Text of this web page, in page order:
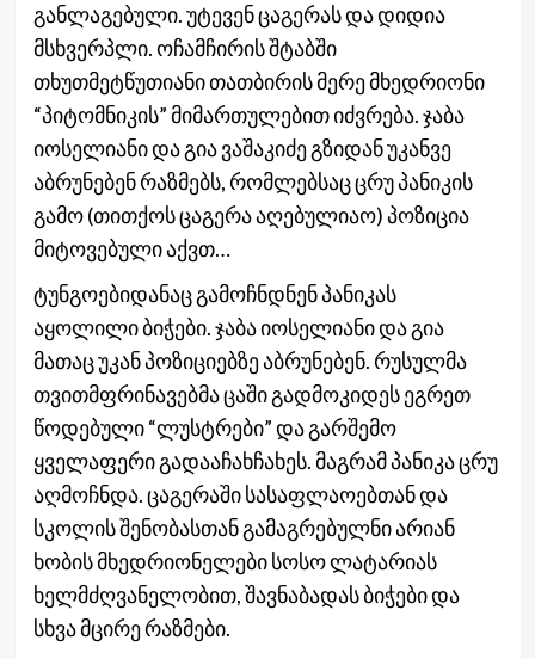
განლაგებული. უტევენ ცაგერას და დიდია
მსხვერპლი. ოჩამჩირის შტაბში
თხუთმეტწუთიანი თათბირის მერე მხედრიონი
“პიტომნიკის” მიმართულებით იძვრება. ჯაბა
იოსელიანი და გია ვაშაკიძე გზიდან უკანვე
აბრუნებენ რაზმებს, რომლებსაც ცრუ პანიკის
გამო (თითქოს ცაგერა აღებულიაო) პოზიცია
მიტოვებული აქვთ…
ტუნგოებიდანაც გამოჩნდნენ პანიკას
აყოლილი ბიჭები. ჯაბა იოსელიანი და გია
მათაც უკან პოზიციებზე აბრუნებენ. რუსულმა
თვითმფრინავებმა ცაში გადმოკიდეს ეგრეთ
წოდებული “ლუსტრები” და გარშემო
ყველაფერი გადააჩახჩახეს. მაგრამ პანიკა ცრუ
აღმოჩნდა. ცაგერაში სასაფლაოებთან და
სკოლის შენობასთან გამაგრებულნი არიან
ხობის მხედრიონელები სოსო ლატარიას
ხელმძღვანელობით, შავნაბადას ბიჭები და
სხვა მცირე რაზმები.